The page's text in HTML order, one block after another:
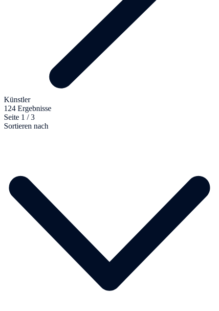
Künstler
124 Ergebnisse
Seite 1 / 3
Sortieren nach